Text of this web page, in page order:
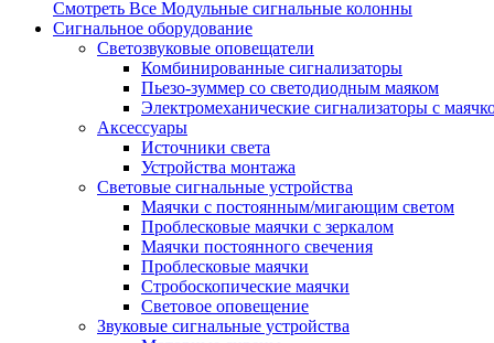
Смотреть Все Модульные сигнальные колонны
Сигнальное оборудование
Светозвуковые оповещатели
Комбинированные сигнализаторы
Пьезо-зуммер со светодиодным маяком
Электромеханические сигнализаторы с
Аксессуары
Источники света
Устройства монтажа
Световые сигнальные устройства
Маячки с постоянным/мигающим светом
Проблесковые маячки с зеркалом
Маячки постоянного свечения
Проблесковые маячки
Стробоскопические маячки
Световое оповещение
Звуковые сигнальные устройства